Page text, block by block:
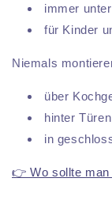
immer
für Kinder
Niemals
über
hinter Türen
in
👉 Wo sollte